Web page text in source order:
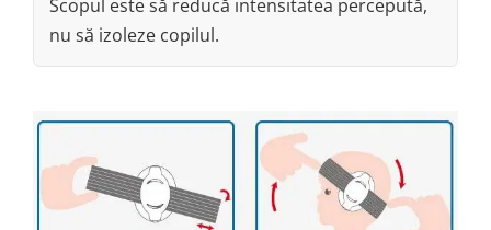
Scopul este să reducă intensitatea percepută,
nu să izoleze copilul.